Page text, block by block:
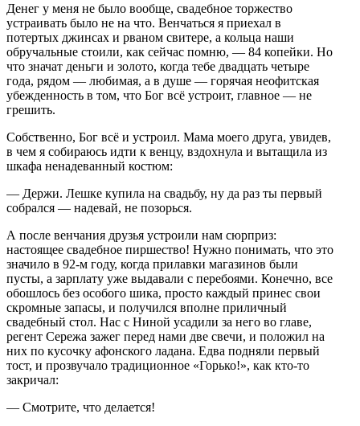
Денег у меня не было вообще, свадебное торжество
устраивать было не на что. Венчаться я приехал в
потертых джинсах и рваном свитере, а кольца наши
обручальные стоили, как сейчас помню, — 84 копейки. Но
что значат деньги и золото, когда тебе двадцать четыре
года, рядом — любимая, а в душе — горячая неофитская
убежденность в том, что Бог всё устроит, главное — не
грешить.
Собственно, Бог всё и устроил. Мама моего друга, увидев,
в чем я собираюсь идти к венцу, вздохнула и вытащила из
шкафа ненадеванный костюм:
— Держи. Лешке купила на свадьбу, ну да раз ты первый
собрался — надевай, не позорься.
А после венчания друзья устроили нам сюрприз:
настоящее свадебное пиршество! Нужно понимать, что это
значило в 92-м году, когда прилавки магазинов были
пусты, а зарплату уже выдавали с перебоями. Конечно, все
обошлось без особого шика, просто каждый принес свои
скромные запасы, и получился вполне приличный
свадебный стол. Нас с Ниной усадили за него во главе,
регент Сережа зажег перед нами две свечи, и положил на
них по кусочку афонского ладана. Едва подняли первый
тост, и прозвучало традиционное «Горько!», как кто-то
закричал:
— Смотрите, что делается!